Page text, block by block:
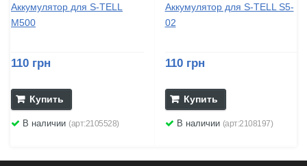
Аккумулятор для S-TELL
M500
110 грн
Купить
В наличии (арт:2105528)
Аккумулятор для S-TELL S5-
02
110 грн
Купить
В наличии (арт:2108197)